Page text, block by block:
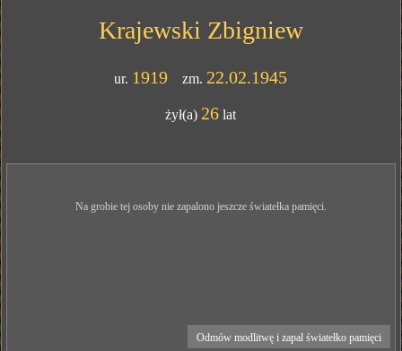
Krajewski Zbigniew
ur. 1919 zm. 22.02.1945
żył(a) 26 lat
Na grobie tej osoby nie zapalono jeszcze światełka pamięci.
Odmów modlitwę i zapal światełko pamięci